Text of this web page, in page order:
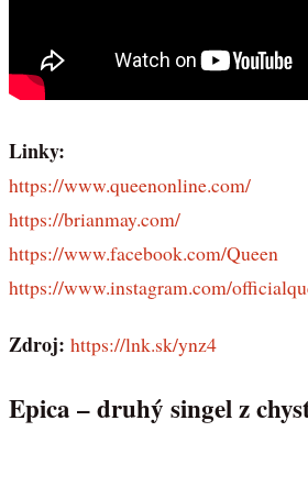
Linky:
https://www.queenonline.com/
https://brianmay.com/
https://www.facebook.com/Queen
https://www.instagram.com/
Zdroj: https://lnk.sk/ynz4
Epica – druhý singel z